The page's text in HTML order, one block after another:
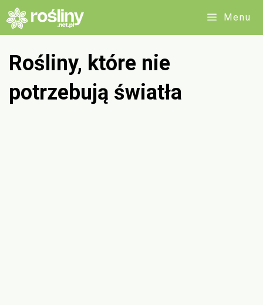
Przejdź
do
Menu
Rośliny, które nie
potrzebują światła